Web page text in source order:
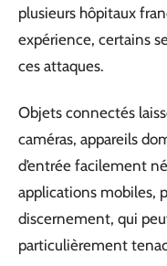
plusieurs hôpitaux
expérience, certains
ces attaques.
Objets connectés
caméras, appareils
d’entrée facilement
applications mobiles,
discernement, qui
particulièrement